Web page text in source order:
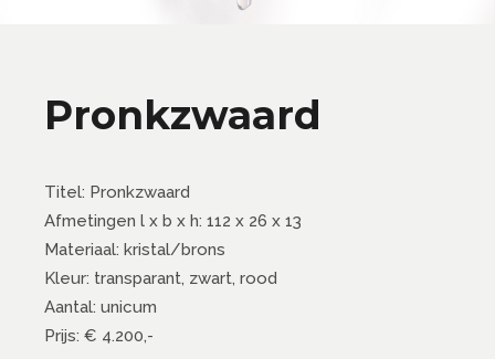
Pronkzwaard
Titel: Pronkzwaard
Afmetingen l x b x h: 112 x 26 x 13
Materiaal: kristal/brons
Kleur: transparant, zwart, rood
Aantal: unicum
Prijs: € 4.200,-